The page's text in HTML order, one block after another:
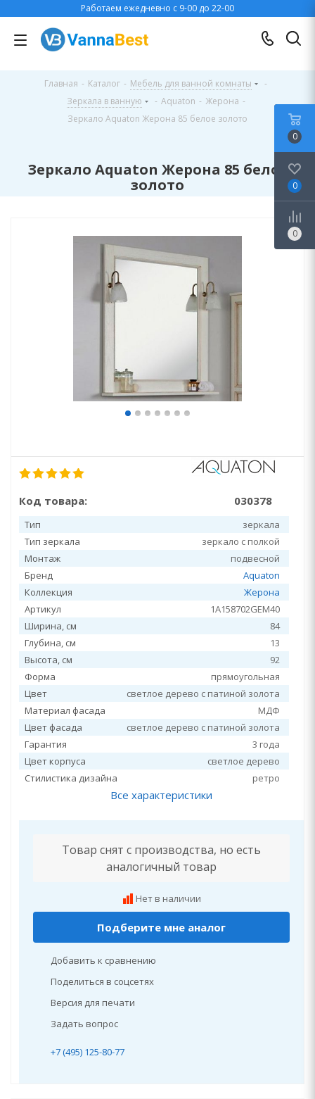
Работаем ежедневно с 9-00 до 22-00
Главная - Каталог - Мебель для ванной комнаты
-
Зеркала в ванную
- Aquaton - Жерона -
Зеркало Aquaton Жерона 85 белое золото
Зеркало Aquaton Жерона 85 белое
золото
Код товара: 030378
Тип
зеркала
Тип зеркала
зеркало с полкой
Монтаж
подвесной
Бренд
Aquaton
Коллекция
Жерона
Артикул
1A158702GEM40
Ширина, см
84
Глубина, см
13
Высота, см
92
Форма
прямоугольная
Цвет
светлое дерево с патиной золота
Материал фасада
МДФ
Цвет фасада
светлое дерево с патиной золота
Гарантия
3 года
Цвет корпуса
светлое дерево
Стилистика дизайна
ретро
Все характеристики
Товар снят с производства, но есть
аналогичный товар
Нет в наличии
Подберите мне аналог
Добавить к сравнению
Поделиться в соцсетях
Версия для печати
Задать вопрос
+7 (495) 125-80-77
0
0
0